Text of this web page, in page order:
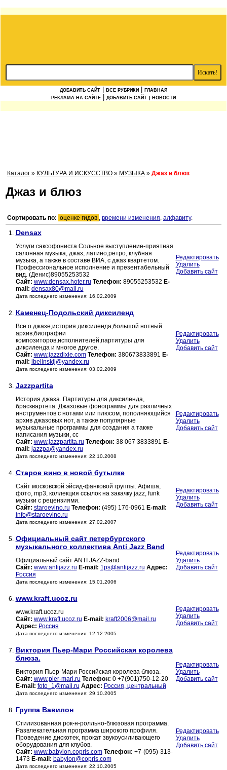
ДОБАВИТЬ САЙТ ВСЕ РУБРИКИ
ГЛАВНАЯ
РЕКЛАМА НА САЙТЕ
ДОБАВИТЬ САЙТ | НОВОСТИ
Каталог » КУЛЬТУРА И ИСКУССТВО » МУЗЫКА » Джаз и блюз
Джаз и блюз
Сортировать по: оценке гидов , времени изменения, алфавиту.
1. Densax
Услуги саксофониста Сольное выступление-приятная
салонная музыка, джаз, латино,ретро, клубная
музыка, а также в составе ВИА, с джаз квартетом.
Профессиональное исполнение и презентабельный
вид. (Денис)89055253532
Сайт: www.densax.hoter.ru Телефон: 89055253532 E-
mail: densax80@mail.ru
Дата последнего изменения: 16.02.2009
Редактировать
Удалить
Добавить сайт
2. Каменец-Подольский диксиленд
Все о джазе,история диксиленда,большой нотный
архив,биографии
композиторов,исполнителей,партитуры для
диксиленда и многое другое.
Сайт: www.jazzdixie.com Телефон: 380673833891 E-
mail: ibelinskij@yandex.ru
Дата последнего изменения: 03.02.2009
Редактировать
Удалить
Добавить сайт
3. Jazzpartita
История джаза. Партитуры для диксиленда,
брасквартета. Джазовые фонограммы для различных
инструментов с нотами или плюсом, пополняющийся
архив джазовых нот, а также популярные
музыкальные программы для создания а также
написания музыки, сс
Сайт: www.jazzpartita.ru Телефон: 38 067 3833891 E-
mail: jazzpa@yandex.ru
Дата последнего изменения: 22.10.2008
Редактировать
Удалить
Добавить сайт
4. Старое вино в новой бутылке
Сайт московской эйсид-фанковой группы. Афиша,
фото, mp3, коллекция ссылок на закачку jazz, funk
музыки с рецензиями.
Сайт: staroevino.ru Телефон: (495) 176-0961 E-mail:
info@staroevino.ru
Дата последнего изменения: 27.02.2007
Редактировать
Удалить
Добавить сайт
5. Официальный сайт петербургского
музыкального коллектива Anti Jazz Band
Официальный сайт ANTI JAZZ-band
Сайт: www.antijazz.ru E-mail: 1ps@antijazz.ru Адрес:
Россия
Дата последнего изменения: 15.01.2006
Редактировать
Удалить
Добавить сайт
6. www.kraft.ucoz.ru
www.kraft.ucoz.ru
Сайт: www.kraft.ucoz.ru E-mail: kraft2006@mail.ru
Адрес: Россия
Дата последнего изменения: 12.12.2005
Редактировать
Удалить
Добавить сайт
7. Виктория Пьер-Мари Российская королева
блюза.
Виктория Пьер-Мари Российская королева блюза.
Сайт: www.pier-mari.ru Телефон: 0 +7(901)750-12-20
E-mail: foto_1@mail.ru Адрес: Россия, центральный
Дата последнего изменения: 29.10.2005
Редактировать
Удалить
Добавить сайт
8. Группа Вавилон
Стилизованная рок-н-ролльно-блюзовая программа.
Развлекательная программа широкого профиля.
Проведение дискотек, прокат звукоусиливающего
оборудования для клубов.
Сайт: www.babylon.copris.com Телефон: +7-(095)-313-
1473 E-mail: babylon@copris.com
Дата последнего изменения: 22.10.2005
Редактировать
Удалить
Добавить сайт